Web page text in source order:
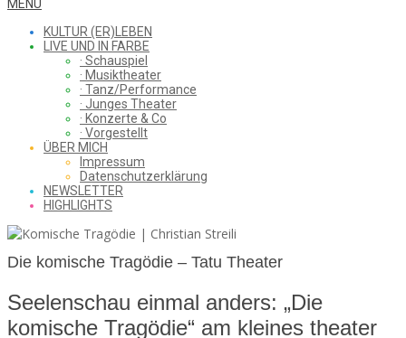
WHAT
SAW
FROM
Menu
MENU
KULTUR (ER)LEBEN
LIVE UND IN FARBE
· Schauspiel
· Musiktheater
· Tanz/Performance
· Junges Theater
· Konzerte & Co
· Vorgestellt
ÜBER MICH
Impressum
Datenschutzerklärung
NEWSLETTER
HIGHLIGHTS
Die komische Tragödie – Tatu Theater
Seelenschau einmal anders: „Die
komische Tragödie“ am kleines theater